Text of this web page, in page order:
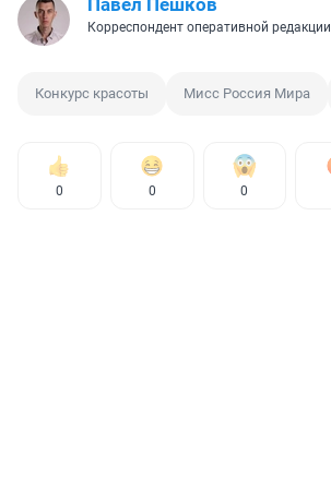
Павел Пешков
Корреспондент оперативной редакции
Конкурс красоты Мисс Россия Мира
0 0 0